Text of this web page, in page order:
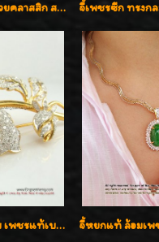
จี้เพชรซีกโบราณ สวยคลาสสิก สภาพสมบูรณ์สุดๆค่ะ
เข็มกลัดดอกกุหลาบ เพชรแท้เบลเยี่ยมคัต งานปราณีตค่ะ